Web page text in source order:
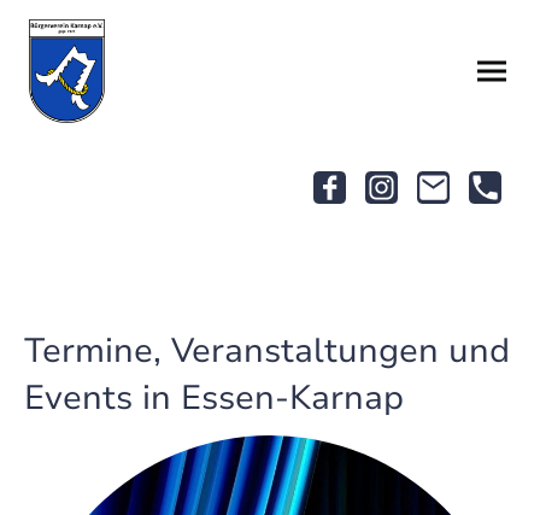
Termine, Veranstaltungen und
Events in Essen-Karnap